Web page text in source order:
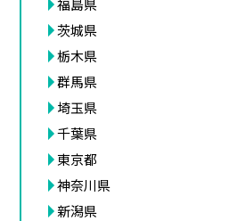
福島県
茨城県
栃木県
群馬県
埼玉県
千葉県
東京都
神奈川県
新潟県